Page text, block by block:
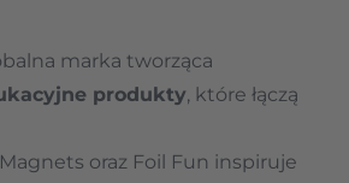
marka tworząca
produkty, które łączą
oraz Foil Fun inspiruje